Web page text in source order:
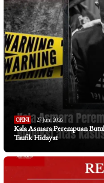
OPINI 27 Juni 2026
Kala Asmara Perempuan
Taufik Hidayat